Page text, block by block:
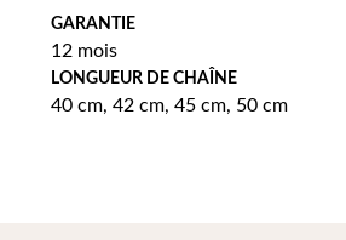
GARANTIE
12 mois
LONGUEUR DE CHAÎNE
40 cm, 42 cm, 45 cm, 50 cm